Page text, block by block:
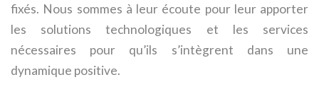
fixés. Nous sommes à leur écoute pour leur apporter
les solutions technologiques et les services
nécessaires pour qu’ils s’intègrent dans une
dynamique positive.